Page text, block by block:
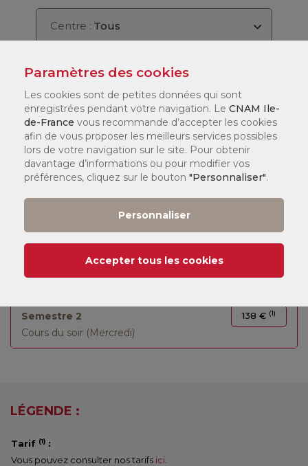
Centre : Tous
Semestre : Tous
Modalité :Tous
Ajouter au panier
Contacter le centre
Paris
Semestre 2
Cours du soir (Mercredi)
138 € (1)
LÉGENDE :
Tarif (1) :
Vous pouvez consulter nos tarifs ici
Paramètres des cookies
Les cookies sont de petites données qui sont
enregistrées pendant votre navigation. Le CNAM Ile-
de-France vous recommande d’accepter les cookies
afin de vous proposer les meilleurs services possibles
lors de votre navigation sur le site. Pour obtenir
davantage d’informations ou pour modifier vos
préférences, cliquez sur le bouton "Personnaliser".
Personnaliser
Accepter tous les cookies